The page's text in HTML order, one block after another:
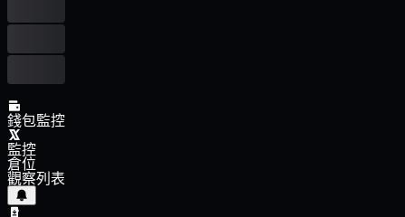
錢包監控
監控
倉位
觀察列表